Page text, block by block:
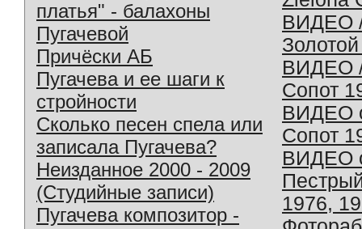
платья" - балахоны
Пугачевой
Причёски АБ
Пугачева и ее шаги к
стройности
Сколько песен спела или
записала Пугачева?
Неизданное 2000 - 2009
(Студийные записи)
Пугачева композитор -
ВИДЕО
ВИДЕО
Сопот
ВИДЕО
Сопот
ВИДЕО
1976,